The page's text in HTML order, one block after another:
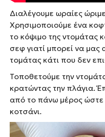
Διαλέγουμε ωραίες
Χρησιμοποιούμε ένα
το κόψιμο της ντομάτας
σεφ γιατί μπορεί να μας
τομάτας κάτι που δεν
Τοποθετούμε την
κρατώντας την πλάγια.
από το πάνω μέρος
κοτσάνι.